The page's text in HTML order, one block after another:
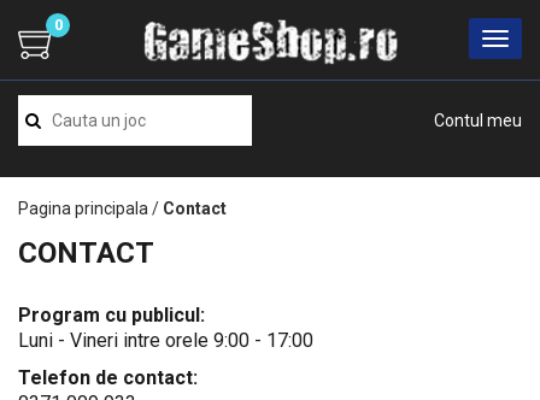
Contul meu
0
Pagina principala / Contact
CONTACT
Program cu publicul:
Luni - Vineri intre orele 9:00 - 17:00
Telefon de contact: